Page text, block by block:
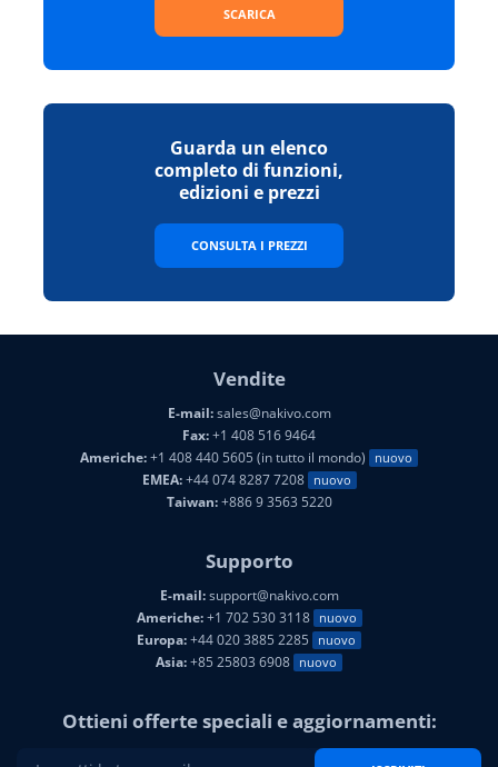
SCARICA
Guarda un elenco
completo di funzioni,
edizioni e prezzi
CONSULTA I PREZZI
Vendite
E-mail:sales@nakivo.com
Fax:+1 408 516 9464
Americhe:+1 408 440 5605 (in tutto il mondo) nuovo
EMEA:+44 074 8287 7208 nuovo
Taiwan:+886 9 3563 5220
Supporto
E-mail:support@nakivo.com
Americhe:+1 702 530 3118 nuovo
Europa:+44 020 3885 2285 nuovo
Asia:+85 25803 6908 nuovo
Ottieni offerte speciali e aggiornamenti: